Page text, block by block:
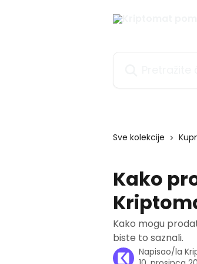
Sve kolekcije
Kako
Kako mogu
biste to saznali.
Napisao/la